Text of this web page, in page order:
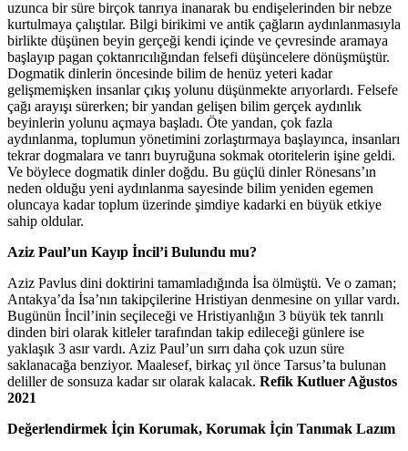
uzunca bir süre birçok tanrıya inanarak bu endişelerinden bir nebze
kurtulmaya çalıştılar. Bilgi birikimi ve antik çağların aydınlanmasıyla
birlikte düşünen beyin gerçeği kendi içinde ve çevresinde aramaya
başlayıp pagan çoktanrıcılığından felsefi düşüncelere dönüşmüştür.
Dogmatik dinlerin öncesinde bilim de henüz yeteri kadar
gelişmemişken insanlar çıkış yolunu düşünmekte arıyorlardı. Felsefe
çağı arayışı sürerken; bir yandan gelişen bilim gerçek aydınlık
beyinlerin yolunu açmaya başladı. Öte yandan, çok fazla
aydınlanma, toplumun yönetimini zorlaştırmaya başlayınca, insanları
tekrar dogmalara ve tanrı buyruğuna sokmak otoritelerin işine geldi.
Ve böylece dogmatik dinler doğdu. Bu güçlü dinler Rönesans’ın
neden olduğu yeni aydınlanma sayesinde bilim yeniden egemen
oluncaya kadar toplum üzerinde şimdiye kadarki en büyük etkiye
sahip oldular.
Aziz Paul’un Kayıp İncil’i Bulundu mu?
Aziz Pavlus dini doktirini tamamladığında İsa ölmüştü. Ve o zaman;
Antakya’da İsa’nın takipçilerine Hristiyan denmesine on yıllar vardı.
Bugünün İncil’inin seçileceği ve Hristiyanlığın 3 büyük tek tanrılı
dinden biri olarak kitleler tarafından takip edileceği günlere ise
yaklaşık 3 asır vardı. Aziz Paul’un sırrı daha çok uzun süre
saklanacağa benziyor. Maalesef, birkaç yıl önce Tarsus’ta bulunan
deliller de sonsuza kadar sır olarak kalacak. Refik Kutluer Ağustos
2021
Değerlendirmek İçin Korumak, Korumak İçin Tanımak Lazım